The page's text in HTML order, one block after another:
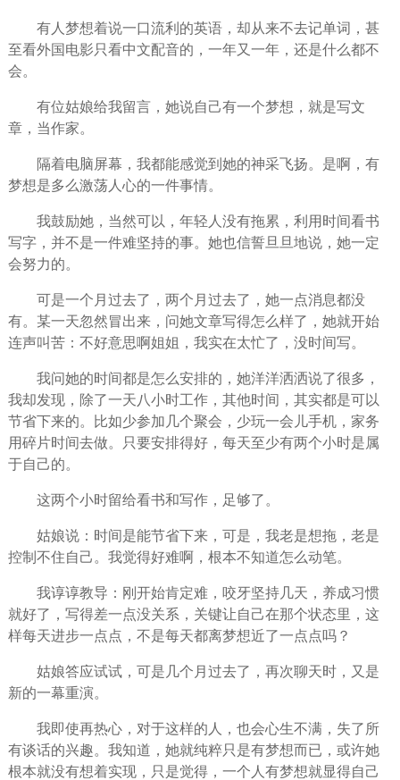
有人梦想着说一口流利的英语，却从来不去记单词，甚
至看外国电影只看中文配音的，一年又一年，还是什么都不
会。
有位姑娘给我留言，她说自己有一个梦想，就是写文
章，当作家。
隔着电脑屏幕，我都能感觉到她的神采飞扬。是啊，有
梦想是多么激荡人心的一件事情。
我鼓励她，当然可以，年轻人没有拖累，利用时间看书
写字，并不是一件难坚持的事。她也信誓旦旦地说，她一定
会努力的。
可是一个月过去了，两个月过去了，她一点消息都没
有。某一天忽然冒出来，问她文章写得怎么样了，她就开始
连声叫苦：不好意思啊姐姐，我实在太忙了，没时间写。
我问她的时间都是怎么安排的，她洋洋洒洒说了很多，
我却发现，除了一天八小时工作，其他时间，其实都是可以
节省下来的。比如少参加几个聚会，少玩一会儿手机，家务
用碎片时间去做。只要安排得好，每天至少有两个小时是属
于自己的。
这两个小时留给看书和写作，足够了。
姑娘说：时间是能节省下来，可是，我老是想拖，老是
控制不住自己。我觉得好难啊，根本不知道怎么动笔。
我谆谆教导：刚开始肯定难，咬牙坚持几天，养成习惯
就好了，写得差一点没关系，关键让自己在那个状态里，这
样每天进步一点点，不是每天都离梦想近了一点点吗？
姑娘答应试试，可是几个月过去了，再次聊天时，又是
新的一幕重演。
我即使再热心，对于这样的人，也会心生不满，失了所
有谈话的兴趣。我知道，她就纯粹只是有梦想而已，或许她
根本就没有想着实现，只是觉得， 一个人 有梦想就显得自己